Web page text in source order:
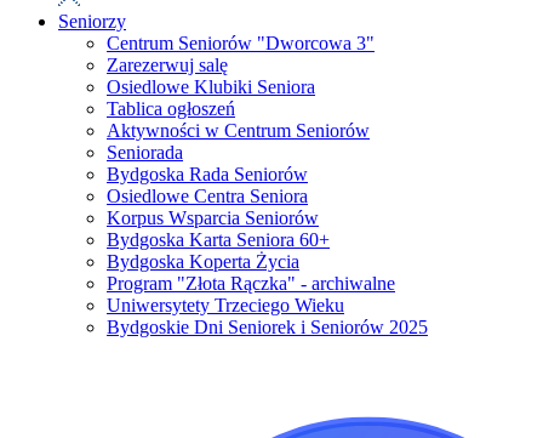
Seniorzy
Centrum Seniorów "Dworcowa 3"
Zarezerwuj salę
Osiedlowe Klubiki Seniora
Tablica ogłoszeń
Aktywności w Centrum Seniorów
Seniorada
Bydgoska Rada Seniorów
Osiedlowe Centra Seniora
Korpus Wsparcia Seniorów
Bydgoska Karta Seniora 60+
Bydgoska Koperta Życia
Program "Złota Rączka" - archiwalne
Uniwersytety Trzeciego Wieku
Bydgoskie Dni Seniorek i Seniorów 2025